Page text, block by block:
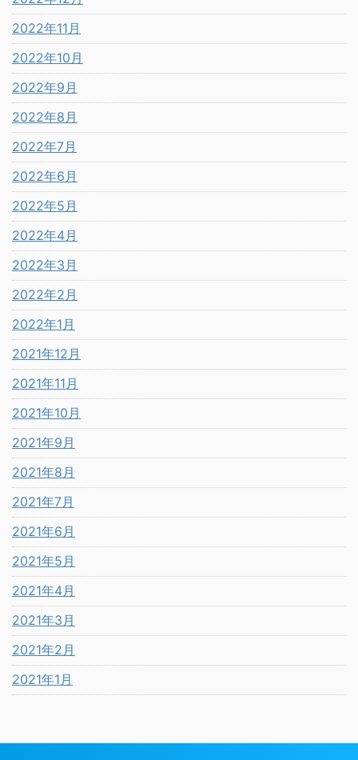
2022年11月
2022年10月
2022年9月
2022年8月
2022年7月
2022年6月
2022年5月
2022年4月
2022年3月
2022年2月
2022年1月
2021年12月
2021年11月
2021年10月
2021年9月
2021年8月
2021年7月
2021年6月
2021年5月
2021年4月
2021年3月
2021年2月
2021年1月